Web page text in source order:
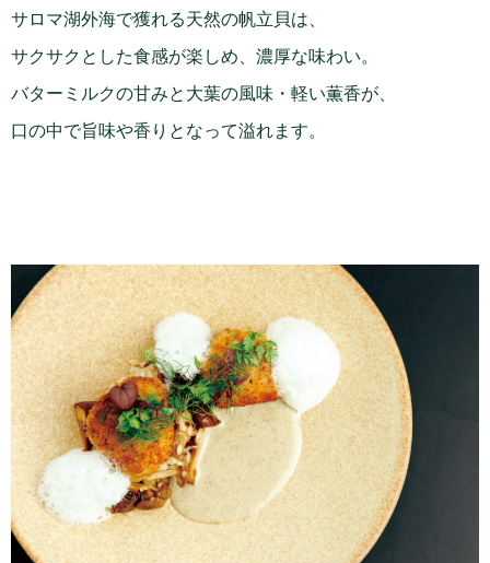
サロマ湖外海で獲れる天然の帆立貝は、
サクサクとした食感が楽しめ、濃厚な味わい。
バターミルクの甘みと大葉の風味・軽い薫香が、
口の中で旨味や香りとなって溢れます。